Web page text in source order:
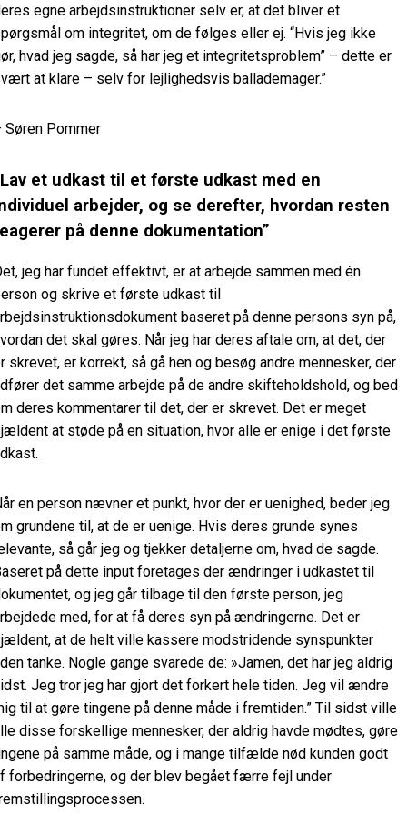
egne arbejdsinstruktioner selv er, at det bliver et
om integritet, om de følges eller ej. “Hvis jeg ikke
hvad jeg sagde, så har jeg et integritetsproblem” – dette er
at klare – selv for lejlighedsvis ballademager.”
Søren Pommer
et udkast til et første udkast med en
arbejder, og se derefter, hvordan resten
på denne dokumentation”
jeg har fundet effektivt, er at arbejde sammen med én
og skrive et første udkast til
baseret på denne persons syn på,
det skal gøres. Når jeg har deres aftale om, at det, der
skrevet, er korrekt, så gå hen og besøg andre mennesker, der
det samme arbejde på de andre skifteholdshold, og bed
deres kommentarer til det, der er skrevet. Det er meget
at støde på en situation, hvor alle er enige i det første
en person nævner et punkt, hvor der er uenighed, beder jeg
grundene til, at de er uenige. Hvis deres grunde synes
så går jeg og tjekker detaljerne om, hvad de sagde.
på dette input foretages der ændringer i udkastet til
og jeg går tilbage til den første person, jeg
med, for at få deres syn på ændringerne. Det er
at de helt ville kassere modstridende synspunkter
tanke. Nogle gange svarede de: »Jamen, det har jeg aldrig
Jeg tror jeg har gjort det forkert hele tiden. Jeg vil ændre
til at gøre tingene på denne måde i fremtiden.” Til sidst ville
disse forskellige mennesker, der aldrig havde mødtes, gøre
på samme måde, og i mange tilfælde nød kunden godt
forbedringerne, og der blev begået færre fejl under